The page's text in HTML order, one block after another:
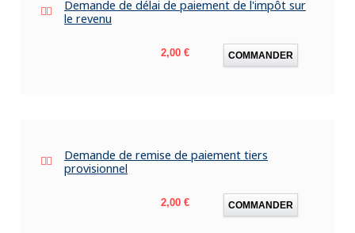
Demande de délai de paiement de l'impôt sur
le revenu
Prix
2,00 € COMMANDER
Demande de remise de paiement tiers
provisionnel
Prix
2,00 € COMMANDER